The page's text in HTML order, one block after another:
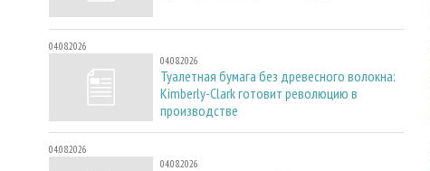
04.08.2026
04.08.2026
Туалетная бумага без древесного волокна:
Kimberly-Clark готовит революцию в
производстве
04.08.2026
04.08.2026